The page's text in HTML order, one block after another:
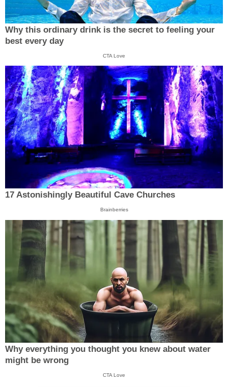
Why this ordinary drink is the secret to feeling your
best every day
CTA Love
17 Astonishingly Beautiful Cave Churches
Brainberries
Why everything you thought you knew about water
might be wrong
CTA Love